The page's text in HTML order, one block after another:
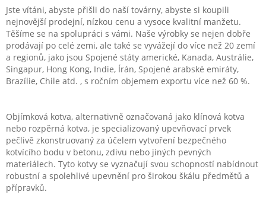
Jste vítáni, abyste přišli do naší továrny, abyste si koupili
nejnovější prodejní, nízkou cenu a vysoce kvalitní manžetu.
Těšíme se na spolupráci s vámi. Naše výrobky se nejen dobře
prodávají po celé zemi, ale také se vyvážejí do více než 20 zemí
a regionů, jako jsou Spojené státy americké, Kanada, Austrálie,
Singapur, Hong Kong, Indie, Írán, Spojené arabské emiráty,
Brazílie, Chile atd. , s ročním objemem exportu více než 60 %.
Objímková kotva, alternativně označovaná jako klínová kotva
nebo rozpěrná kotva, je specializovaný upevňovací prvek
pečlivě zkonstruovaný za účelem vytvoření bezpečného
kotvícího bodu v betonu, zdivu nebo jiných pevných
materiálech. Tyto kotvy se vyznačují svou schopností nabídnout
robustní a spolehlivé upevnění pro širokou škálu předmětů a
přípravků.